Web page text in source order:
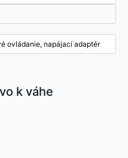
ovládanie, napájací adaptér
k váhe